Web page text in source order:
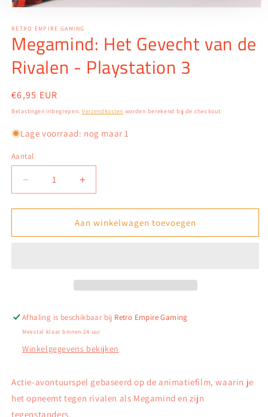
openen
in
modaal
RETRO EMPIRE GAMING
Megamind: Het Gevecht van de
Rivalen - Playstation 3
Normale
prijs
€6,95 EUR
Belastingen inbegrepen. Verzendkosten worden berekend bij de checkout.
Lage voorraad: nog maar 1
Aantal
Aantal
verlagen
voor
Megamind:
Het
3
Aantal
verhogen
voor
Megamind:
Het
3
Aan winkelwagen toevoegen
Afhaling is beschikbaar bij Retro Empire Gaming
Meestal klaar binnen 24 uur
Winkelgegevens bekijken
Actie-avontuurspel gebaseerd op de animatiefilm, waarin je
het opneemt tegen rivalen als Megamind en zijn
tegenstanders.